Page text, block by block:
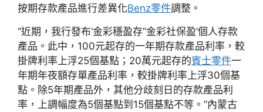
按期存款產品進行差異化Benz零件調整。
“近期，我行發布‘金彩穩盈存’‘金彩社保盈’個人存款
產品。此中，100元起存的一年期存款產品利率，較
掛牌利率上浮25個基點；20萬元起存的賓士零件一
年期年夜額存單產品利率，較掛牌利率上浮30個基
點。除5年期產品外，其他分歧刻日的存款產品利
率，上調幅度為5個基點到15個基點不等。”內蒙古